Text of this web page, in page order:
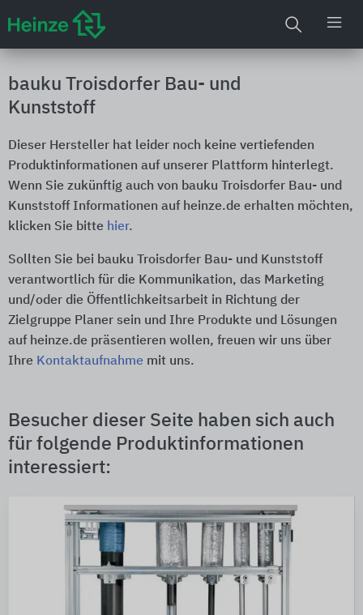
bauku Troisdorfer Bau- und
Kunststoff
Dieser Hersteller hat leider noch keine vertiefenden
Produktinformationen auf unserer Plattform hinterlegt.
Wenn Sie zukünftig auch von bauku Troisdorfer Bau- und
Kunststoff Informationen auf heinze.de erhalten möchten,
klicken Sie bitte hier.
Sollten Sie bei bauku Troisdorfer Bau- und Kunststoff
verantwortlich für die Kommunikation, das Marketing
und/oder die Öffentlichkeitsarbeit in Richtung der
Zielgruppe Planer sein und Ihre Produkte und Lösungen
auf heinze.de präsentieren wollen, freuen wir uns über
Ihre Kontaktaufnahme mit uns.
Besucher dieser Seite haben sich auch
für folgende Produktinformationen
interessiert: